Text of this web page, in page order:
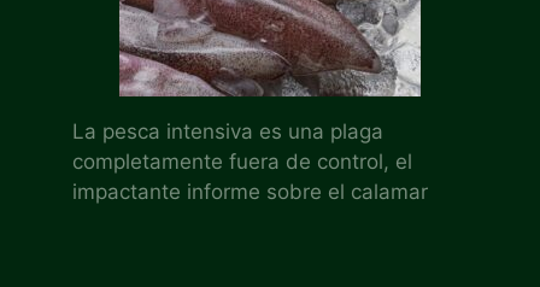
La pesca intensiva es una plaga
completamente fuera de control, el
impactante informe sobre el calamar